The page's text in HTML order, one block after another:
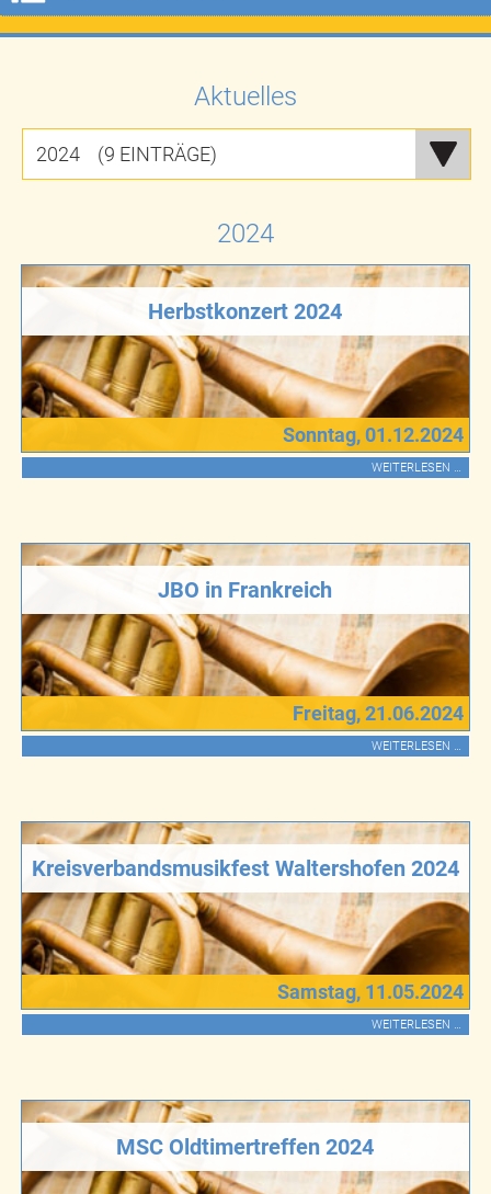
Aktuelles
2024 (9 EINTRÄGE)
2024
Herbstkonzert 2024
Sonntag, 01.12.2024
WEITERLESEN …
JBO in Frankreich
Freitag, 21.06.2024
WEITERLESEN …
Kreisverbandsmusikfest Waltershofen 2024
Samstag, 11.05.2024
WEITERLESEN …
MSC Oldtimertreffen 2024